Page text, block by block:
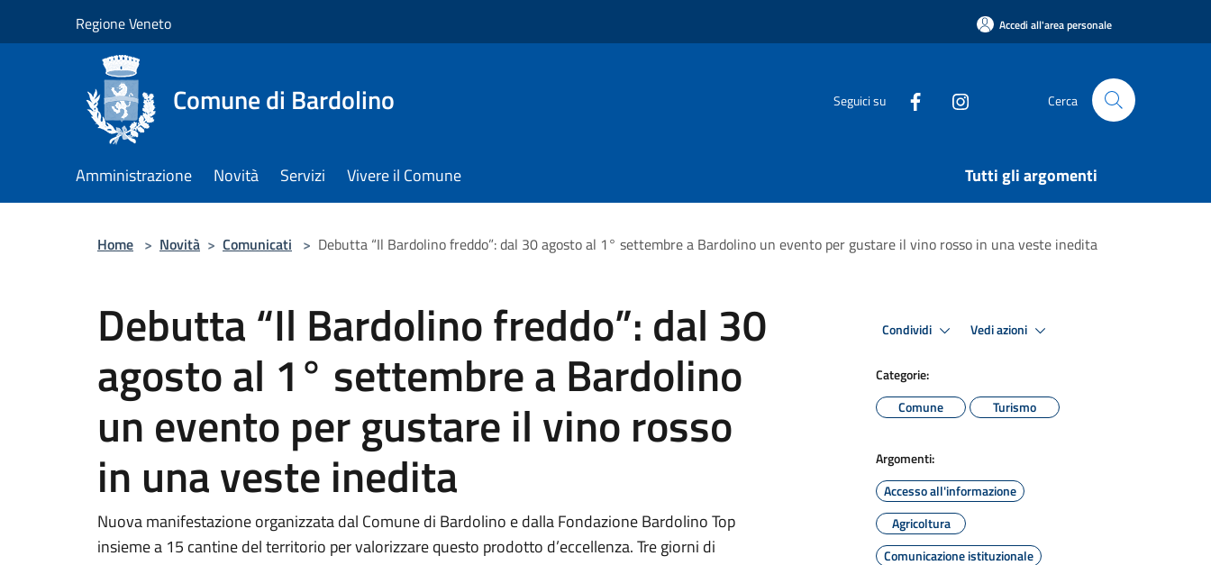
Regione Veneto Accedi all'area personale
Comune di Bardolino Seguici su Cerca
Amministrazione Novità Servizi Vivere il Comune Tutti gli argomenti
Home > Novità > Comunicati > Debutta “Il Bardolino freddo”: dal 30 agosto al 1° settembre a Bardolino un evento per gustare il vino rosso in una veste inedita
Debutta “Il Bardolino freddo”: dal 30
agosto al 1° settembre a Bardolino
un evento per gustare il vino rosso
in una veste inedita
Nuova manifestazione organizzata dal Comune di Bardolino e dalla Fondazione Bardolino Top
insieme a 15 cantine del territorio per valorizzare questo prodotto d’eccellenza. Tre giorni di
Condividi Vedi azioni
Categorie:
Comune
Turismo
Argomenti:
Accesso all'informazione
Agricoltura
Comunicazione istituzionale